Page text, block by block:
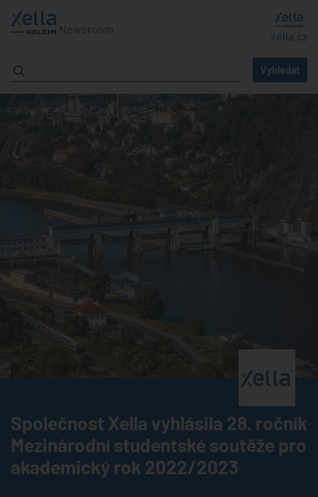
Newsroom
xella.cz
Společnost Xella vyhlásila 28. ročník
Mezinárodní studentské soutěže pro
akademický rok 2022/2023